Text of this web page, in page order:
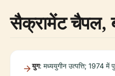
सैक्रामेंट चैपल,
युग: मध्ययुगीन उत्पत्ति; 1974 में